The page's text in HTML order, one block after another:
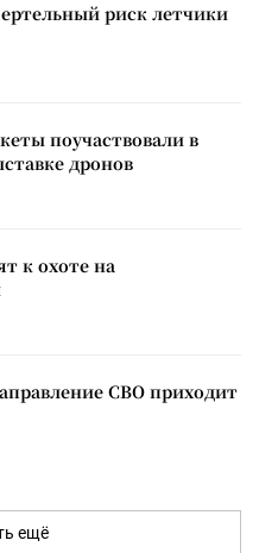
риск летчики
поучаствовали в
дронов
к охоте на
СВО приходит
ещё